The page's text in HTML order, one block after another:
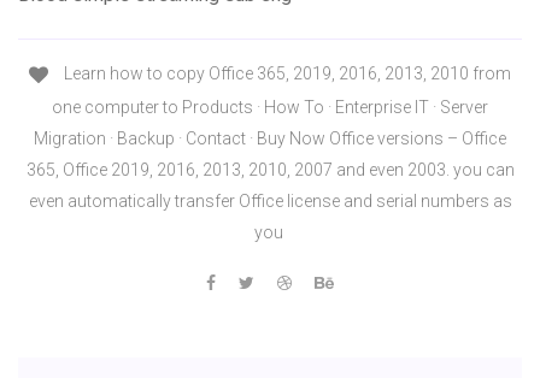
Learn how to copy Office 365, 2019, 2016, 2013, 2010 from
one computer to Products · How To · Enterprise IT · Server
Migration · Backup · Contact · Buy Now Office versions – Office
365, Office 2019, 2016, 2013, 2010, 2007 and even 2003. you can
even automatically transfer Office license and serial numbers as
you